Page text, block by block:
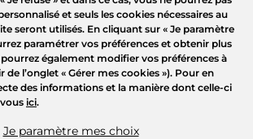
et seuls les cookies nécessaires au
seront utilisés. En cliquant sur « Je paramètre
paramétrer vos préférences et obtenir plus
également modifier vos préférences à
l’onglet « Gérer mes cookies »). Pour en
des informations et la manière dont celle-ci
ici.
Je paramètre mes choix